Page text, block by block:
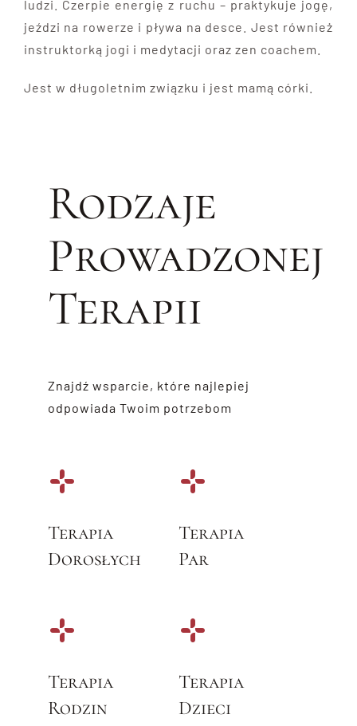
ludzi. Czerpie energię z ruchu – praktykuje jogę,
jeździ na rowerze i pływa na desce. Jest również
instruktorką jogi i medytacji oraz zen coachem.
Jest w długoletnim związku i jest mamą córki.
Rodzaje
Prowadzonej
Terapii
Znajdź wsparcie, które najlepiej
odpowiada Twoim potrzebom
Terapia
Dorosłych
Terapia
Par
Terapia
Rodzin
Terapia
Dzieci